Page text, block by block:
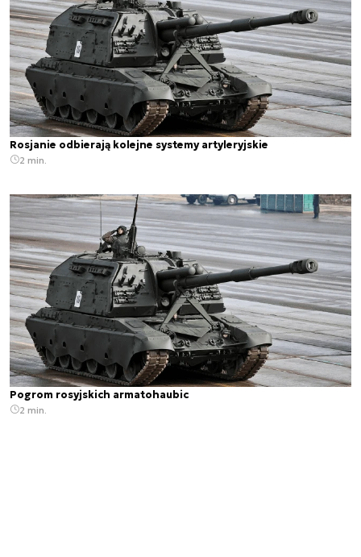
Rosjanie odbierają kolejne systemy artyleryjskie
2 min.
Pogrom rosyjskich armatohaubic
2 min.